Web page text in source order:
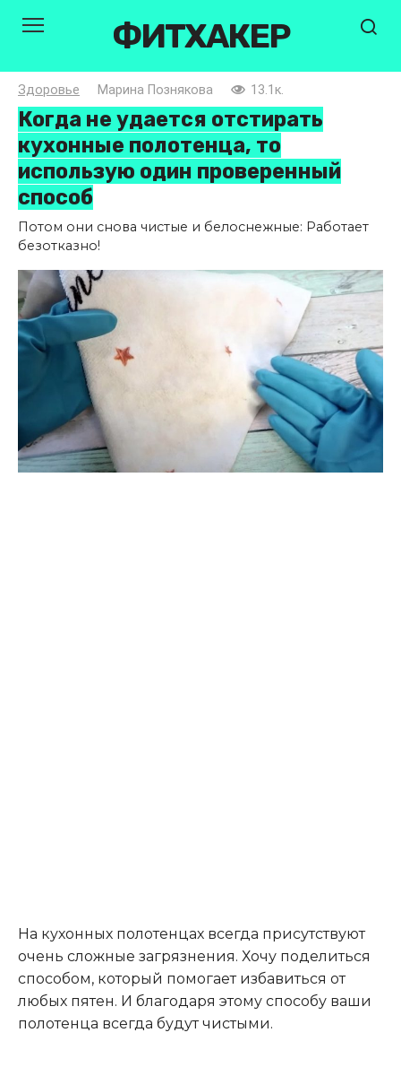
ФИТХАКЕР
Здоровье Марина Познякова 13.1к.
Когда не удается отстирать
кухонные полотенца, то
использую один проверенный
способ
Потом они снова чистые и белоснежные: Работает
безотказно!
На кухонных полотенцах всегда присутствуют
очень сложные загрязнения. Хочу поделиться
способом, который помогает избавиться от
любых пятен. И благодаря этому способу ваши
полотенца всегда будут чистыми.